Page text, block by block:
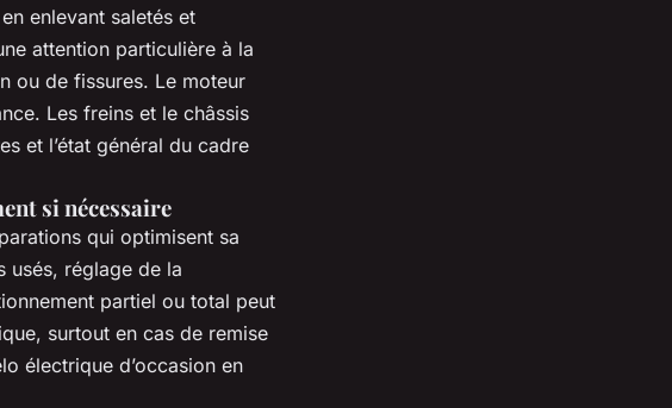
enlevant saletés et
attention particulière à la
ou de fissures. Le moteur
Les freins et le châssis
et l’état général du cadre
si nécessaire
qui optimisent sa
usés, réglage de la
partiel ou total peut
surtout en cas de remise
électrique d’occasion en